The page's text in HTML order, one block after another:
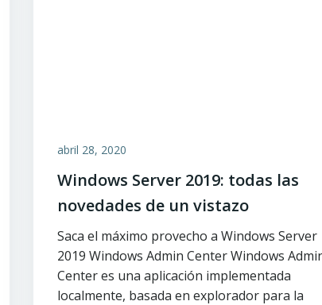
abril 28, 2020
Windows Server 2019: todas las
novedades de un vistazo
Saca el máximo provecho a Windows Server
2019 Windows Admin Center Windows
Center es una aplicación implementada
localmente, basada en explorador para la